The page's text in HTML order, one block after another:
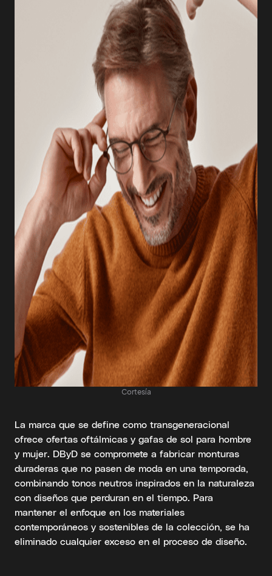
Cortesía
La marca que se define como transgeneracional
ofrece ofertas oftálmicas y gafas de sol para hombre
y mujer. DByD se compromete a fabricar monturas
duraderas que no pasen de moda en una temporada,
combinando tonos neutros inspirados en la naturaleza
con diseños que perduran en el tiempo. Para
mantener el enfoque en los materiales
contemporáneos y sostenibles de la colección, se ha
eliminado cualquier exceso en el proceso de diseño.